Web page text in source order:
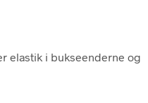
elastik i bukseenderne og